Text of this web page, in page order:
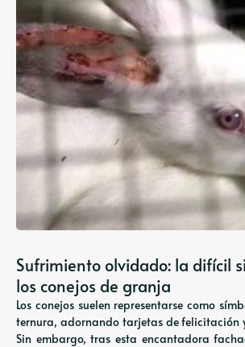
Sufrimiento olvidado: la difícil
los conejos de granja
Los conejos suelen representarse como
ternura, adornando tarjetas de felicitación
Sin embargo, tras esta encantadora